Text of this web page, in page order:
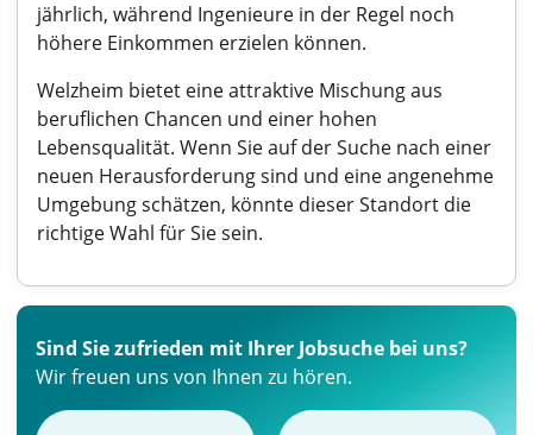
jährlich, während Ingenieure in der Regel noch
höhere Einkommen erzielen können.
Welzheim bietet eine attraktive Mischung aus
beruflichen Chancen und einer hohen
Lebensqualität. Wenn Sie auf der Suche nach einer
neuen Herausforderung sind und eine angenehme
Umgebung schätzen, könnte dieser Standort die
richtige Wahl für Sie sein.
Sind Sie zufrieden mit Ihrer Jobsuche bei uns?
Wir freuen uns von Ihnen zu hören.